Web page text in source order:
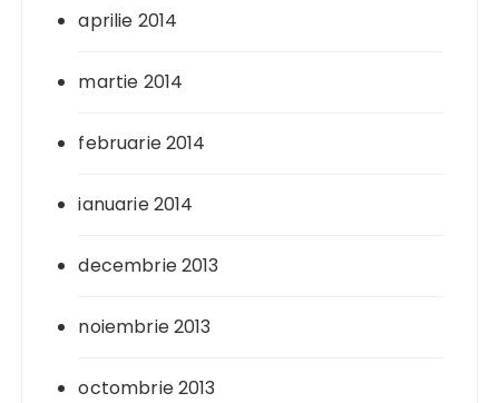
aprilie 2014
martie 2014
februarie 2014
ianuarie 2014
decembrie 2013
noiembrie 2013
octombrie 2013